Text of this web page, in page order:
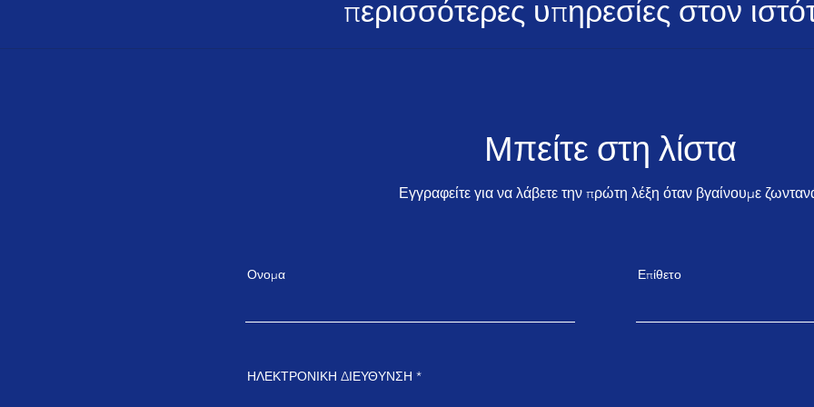
περισσότερες υπηρεσίες στον
Μπείτε στη λίστα
Εγγραφείτε για να λάβετε την πρώτη λέξη όταν βγαίνουμε
Ονομα Επίθετο
ΗΛΕΚΤΡΟΝΙΚΗ ΔΙΕΥΘΥΝΣΗ